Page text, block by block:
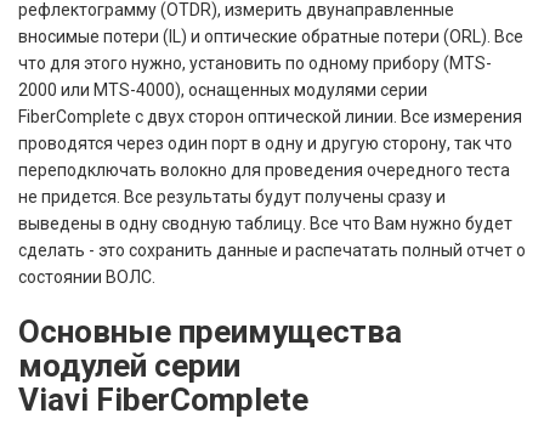
рефлектограмму (OTDR), измерить двунаправленные
вносимые потери (IL) и оптические обратные потери (ORL). Все
что для этого нужно, установить по одному прибору (MTS-
2000 или MTS-4000), оснащенных модулями серии
FiberComplete с двух сторон оптической линии. Все измерения
проводятся через один порт в одну и другую сторону, так что
переподключать волокно для проведения очередного теста
не придется. Все результаты будут получены сразу и
выведены в одну сводную таблицу. Все что Вам нужно будет
сделать - это сохранить данные и распечатать полный отчет о
состоянии ВОЛС.
Основные преимущества
модулей серии
Viavi FiberComplete